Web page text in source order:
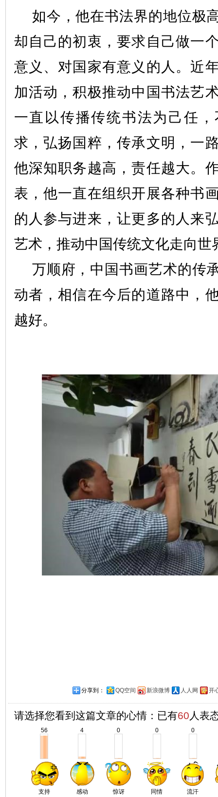
如今，他在书法界的地位极
却自己的初衷，要求自己做一
意义、对国家有意义的人。近
加活动，积极推动中国书法艺
一直以传播传统书法为己任
求，弘扬国粹，传承文明，一
他深知职务越高，责任越大。
表，他一直在组织开展各种书
的人参与进来，让更多的人来
艺术，推动中国传统文化走向世
万顺府，中国书画艺术的传
动者，相信在今后的道路中，
越好。
分享到： QQ空间 新浪微博 人人网 开
请选择您看到这篇文章的心情：已有60 人表
56
支持
4
感动
0
惊讶
0
同情
0
流汗